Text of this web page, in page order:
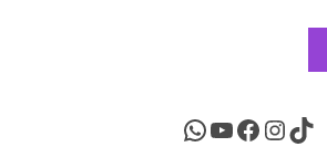
WhatsApp
YouTube
Facebook
Instagram
TikTok